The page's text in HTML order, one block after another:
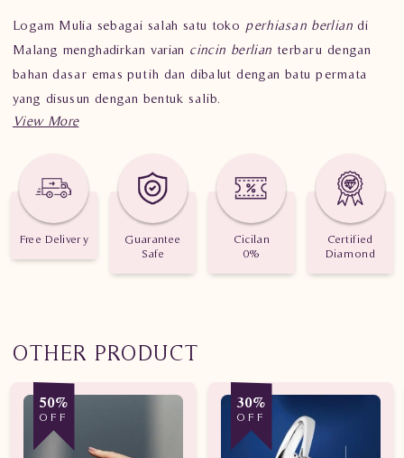
Logam Mulia sebagai salah satu toko perhiasan berliandi
Malang menghadirkan varian cincin berlian terbaru dengan
bahan dasar emas putih dan dibalut dengan batu permata
yang disusun dengan bentuk salib.
Cincin berlian
ini sangat cocok untuk Anda yang mengikuti
fashionterkini atau dapat Anda gunakan sebagai kado atau
hadiah.
Free Delivery
Guarantee
Safe
Cicilan
0%
Certified
Diamond
OTHER PRODUCT
50%
OFF
30%
OFF